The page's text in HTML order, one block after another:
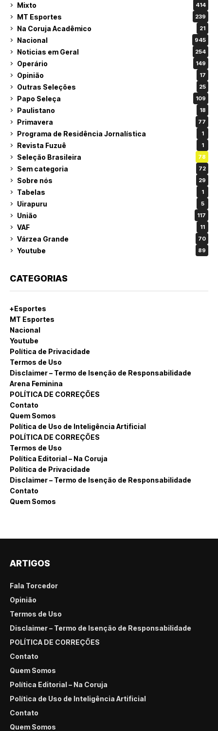
Mixto 414
MT Esportes 239
Na Coruja Acadêmico 21
Nacional 945
Noticias em Geral 254
Operário 149
Opinião 17
Outras Seleções 25
Papo Seleça 109
Paulistano 18
Primavera 77
Programa de Residência Jornalística 1
Revista Fuzuê 1
Seleção Brasileira 78
Sem categoria 72
Sobre nós 29
Tabelas 1
Uirapuru 5
União 117
VAF 11
Várzea Grande 70
Youtube 89
CATEGORIAS
+Esportes
MT Esportes
Nacional
Youtube
Política de Privacidade
Termos de Uso
Disclaimer – Termo de Isenção de Responsabilidade
Arena Feminina
POLÍTICA DE CORREÇÕES
Contato
Quem Somos
Política de Uso de Inteligência Artificial
POLÍTICA DE CORREÇÕES
Termos de Uso
Política Editorial – Na Coruja
Política de Privacidade
Disclaimer – Termo de Isenção de Responsabilidade
Contato
Quem Somos
ARTIGOS
Fala Torcedor
Opinião
Termos de Uso
Disclaimer – Termo de Isenção de Responsabilidade
POLÍTICA DE CORREÇÕES
Contato
Quem Somos
Política Editorial – Na Coruja
Política de Uso de Inteligência Artificial
Contato
Quem Somos